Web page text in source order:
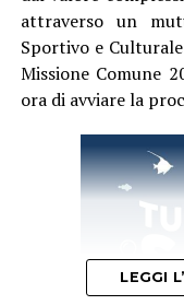
singolo giorno in
atleta – dichiara il
In un periodo in
notizie ed eventi
l’orgoglio di
fatta di talento,
Questo traguardo
giovani quando
attraverso un
Sportivo e
Missione Comune
ora di avviare la
LEGGI